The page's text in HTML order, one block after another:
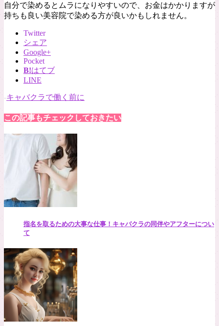
自分で染めるとムラになりやすいので、お金はかかりますが
持ちも良い美容院で染める方が良いかもしれません。
Twitter
シェア
Google+
Pocket
B!はてブ
LINE
-キャバクラで働く前に
この記事もチェックしておきたい
指名を取るための大事な仕事！キャバクラの同伴やアフターについ
て